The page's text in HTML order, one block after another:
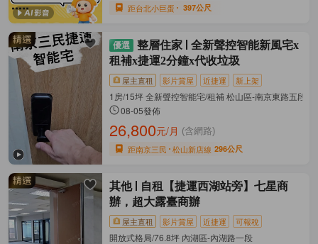
距台北小巨蛋 397公尺
整層住家
全新聲控智能新風宅x
租補x捷運2分鐘x代收垃圾
屋主直租 影片賞屋 近捷運 新上架
1房/15坪 全新聲控智能宅/租補 松山區-南京東路五段
08-05發佈
26,800元/月 (含網路)
距南京三民 松山新店線 296公尺
其他
自租【捷運西湖站旁】七星商
辦，超大露臺商辦
屋主直租 影片賞屋 近捷運 可報稅
開放式格局/76.8坪 內湖區-內湖路一段